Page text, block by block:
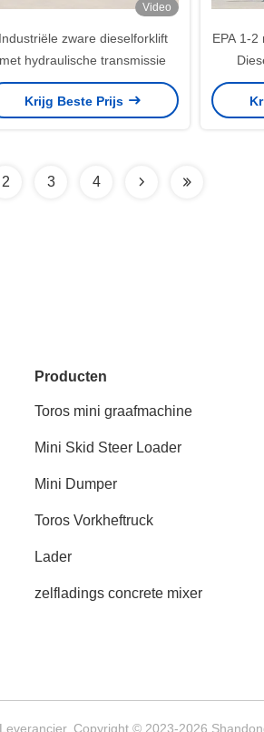
Video
Industriële zware dieselforklift
met hydraulische transmissie
Krijg Beste Prijs
EPA 1-2
2 3 4
Producten
Toros mini graafmachine
Mini Skid Steer Loader
Mini Dumper
Toros Vorkheftruck
Lader
zelfladings concrete mixer
Copyright © 2023-2026